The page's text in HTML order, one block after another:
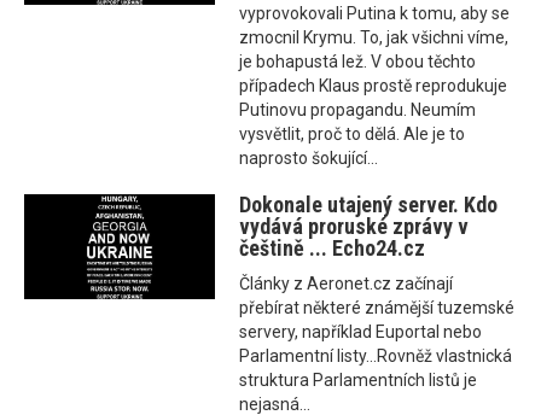
vyprovokovali Putina k tomu, aby se
zmocnil Krymu. To, jak všichni víme,
je bohapustá lež. V obou těchto
případech Klaus prostě reprodukuje
Putinovu propagandu. Neumím
vysvětlit, proč to dělá. Ale je to
naprosto šokující...
Dokonale utajený server. Kdo
vydává proruské zprávy v
češtině ... Echo24.cz
Články z Aeronet.cz začínají
přebírat některé známější tuzemské
servery, například Euportal nebo
Parlamentní listy...Rovněž vlastnická
struktura Parlamentních listů je
nejasná...